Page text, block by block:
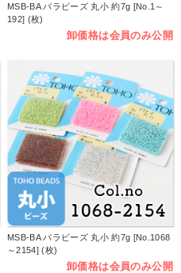
MSB-BA バラビーズ 丸小 約7g [No.1～
192] (枚)
卸価格は会員のみ公開
MSB-BA バラビーズ 丸小 約7g [No.1068
～2154] (枚)
卸価格は会員のみ公開